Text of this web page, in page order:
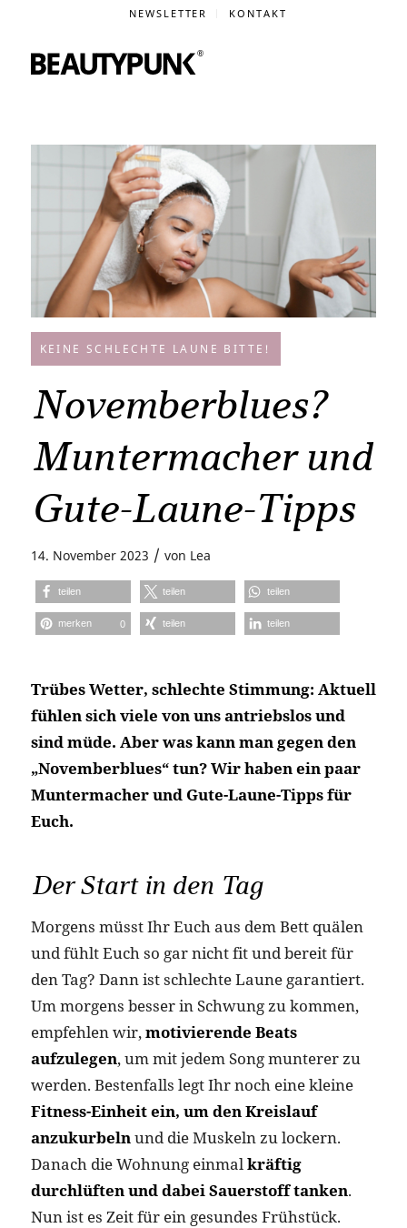
NEWSLETTER KONTAKT
KEINE SCHLECHTE LAUNE BITTE!
Novemberblues?
Muntermacher und
Gute-Laune-Tipps
14. November 2023 / von Lea
teilen teilen teilen
merken 0 teilen teilen
Trübes Wetter, schlechte Stimmung: Aktuell
fühlen sich viele von uns antriebslos und
sind müde. Aber was kann man gegen den
„Novemberblues“ tun? Wir haben ein paar
Muntermacher und Gute-Laune-Tipps für
Euch.
Der Start in den Tag
Morgens müsst Ihr Euch aus dem Bett quälen
und fühlt Euch so gar nicht fit und bereit für
den Tag? Dann ist schlechte Laune garantiert.
Um morgens besser in Schwung zu kommen,
empfehlen wir,motivierende Beats
aufzulegen, um mit jedem Song munterer zu
werden. Bestenfalls legt Ihr noch eine kleine
Fitness-Einheit ein, um den Kreislauf
anzukurbelnund die Muskeln zu lockern.
Danach die Wohnung einmalkräftig
durchlüften und dabei Sauerstoff tanken.
Nun ist es Zeit für ein gesundes Frühstück.